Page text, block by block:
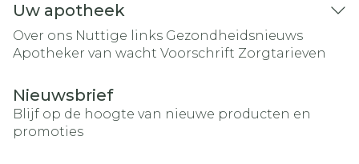
Uw apotheek
Over ons Nuttige links Gezondheidsnieuws
Apotheker van wacht Voorschrift Zorgtarieven
Nieuwsbrief
Blijf op de hoogte van nieuwe producten en
promoties